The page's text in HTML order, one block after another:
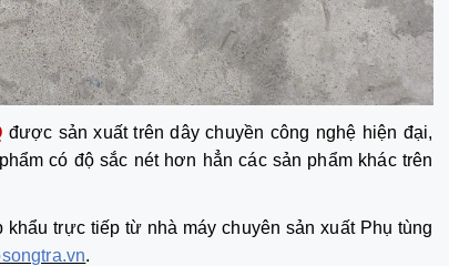
được sản xuất trên dây chuyền công nghệ hiện đại,
có độ sắc nét hơn hẳn các sản phẩm khác trên
khẩu trực tiếp từ nhà máy chuyên sản xuất Phụ tùng
.